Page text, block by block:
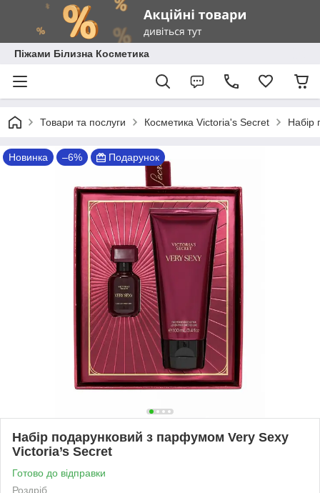
Піжами Білизна Косметика
Товари та послуги Косметика Victoria's Secret Набір
Новинка –6% Подарунок
Набір подарунковий з парфумом Very Sexy
Victoria’s Secret
Готово до відправки
Роздріб